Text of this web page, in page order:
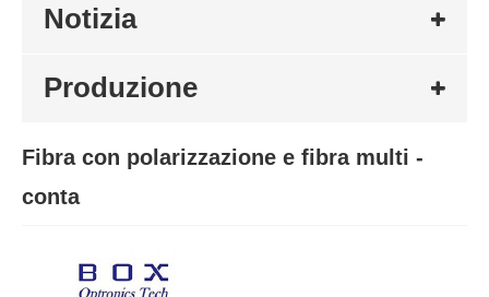
Notizia
Produzione
Fibra con polarizzazione e fibra multi -
conta